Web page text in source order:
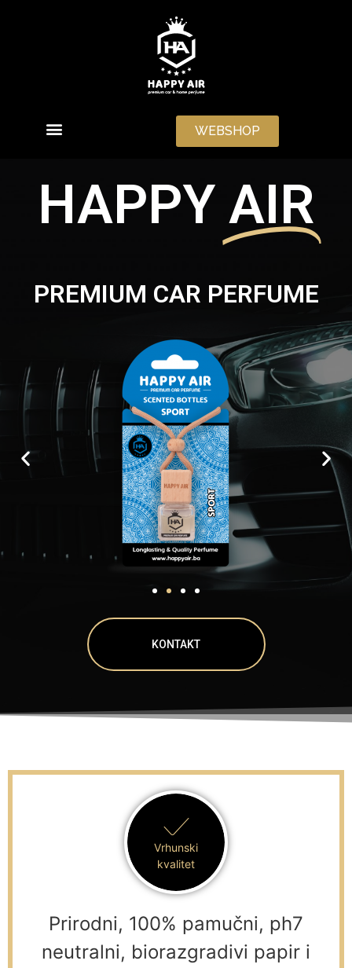
WEBSHOP
HAPPY AIR
PREMIUM CAR PERFUME
Vrhunski
kvalitet
Prirodni, 100% pamučni, ph7
neutralni, biorazgradivi papir i